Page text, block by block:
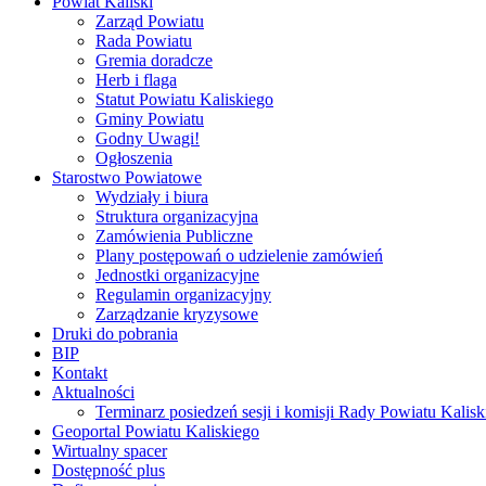
Zarząd Powiatu
Rada Powiatu
Gremia doradcze
Herb i flaga
Statut Powiatu Kaliskiego
Gminy Powiatu
Godny Uwagi!
Ogłoszenia
Starostwo Powiatowe
Wydziały i biura
Struktura organizacyjna
Zamówienia Publiczne
Plany postępowań o udzielenie zamówień
Jednostki organizacyjne
Regulamin organizacyjny
Zarządzanie kryzysowe
Druki do pobrania
BIP
Kontakt
Aktualności
Terminarz posiedzeń sesji i komisji Rady Powiatu
Geoportal Powiatu Kaliskiego
Wirtualny spacer
Dostępność plus